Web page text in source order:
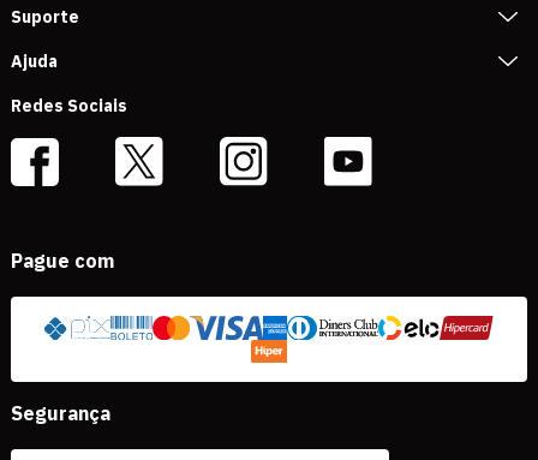
Suporte
Ajuda
Redes Sociais
Pague com
Segurança